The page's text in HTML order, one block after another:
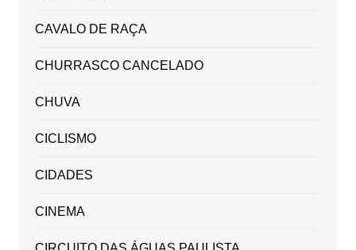
CAVALO DE RAÇA
CHURRASCO CANCELADO
CHUVA
CICLISMO
CIDADES
CINEMA